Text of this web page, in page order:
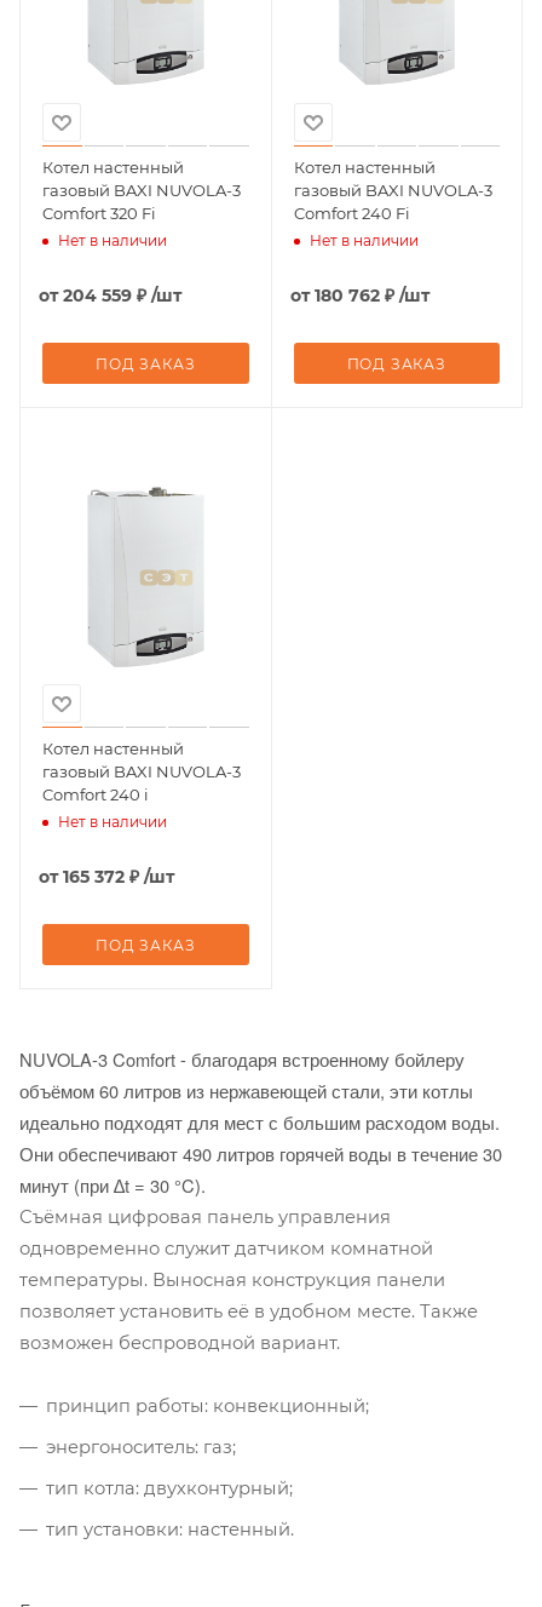
Котел настенный
газовый BAXI NUVOLA-3
Comfort 320 Fi
Нет в наличии
от204 559 ₽ /шт
ПОД ЗАКАЗ
Котел настенный
газовый BAXI NUVOLA-3
Comfort 240 Fi
Нет в наличии
от180 762 ₽ /шт
ПОД ЗАКАЗ
Котел настенный
газовый BAXI NUVOLA-3
Comfort 240 i
Нет в наличии
от165 372 ₽ /шт
ПОД ЗАКАЗ
NUVOLA-3 Comfort - благодаря встроенному бойлеру
объёмом 60 литров из нержавеющей стали, эти котлы
идеально подходят для мест с большим расходом воды.
Они обеспечивают 490 литров горячей воды в течение 30
минут (при ∆t = 30 °C).
Съёмная цифровая панель управления
одновременно служит датчиком комнатной
температуры. Выносная конструкция панели
позволяет установить её в удобном месте. Также
возможен беспроводной вариант.
принцип работы: конвекционный;
энергоноситель: газ;
тип котла: двухконтурный;
тип установки: настенный.